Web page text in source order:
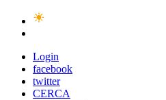
Login
facebook
twitter
CERCA